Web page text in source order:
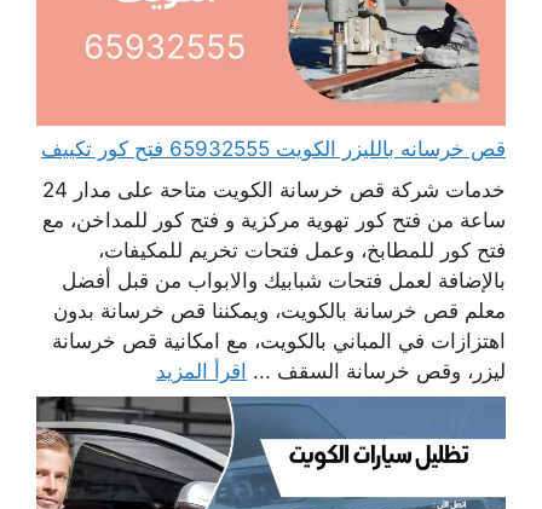
قص خرسانه بالليزر الكويت 65932555 فتح كور تكييف
خدمات شركة قص خرسانة الكويت متاحة على مدار 24
ساعة من فتح كور تهوية مركزية و فتح كور للمداخن، مع
فتح كور للمطابخ، وعمل فتحات تخريم للمكيفات،
بالإضافة لعمل فتحات شبابيك والابواب من قبل أفضل
معلم قص خرسانة بالكويت، ويمكننا قص خرسانة بدون
اهتزازات في المباني بالكويت، مع امكانية قص خرسانة
ليزر، وقص خرسانة السقف ... اقرأ المزيد